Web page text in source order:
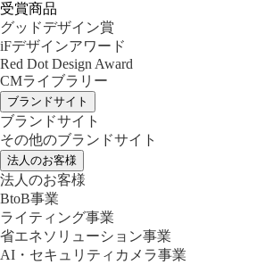
受賞商品
グッドデザイン賞
iFデザインアワード
Red Dot Design Award
CMライブラリー
ブランドサイト
ブランドサイト
その他のブランドサイト
法人のお客様
法人のお客様
BtoB事業
ライティング事業
省エネソリューション事業
AI・セキュリティカメラ事業